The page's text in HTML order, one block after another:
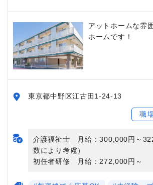
アットホームな雰
ホームです！
東京都中野区江古田1-24-13
職
介護福祉士 月給：300,000円～
数により考慮）
初任者研修 月給：272,000円～